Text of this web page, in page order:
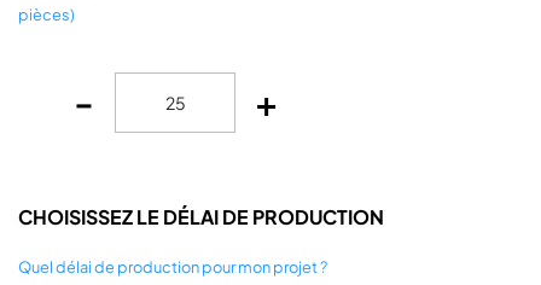
pièces)
- +
CHOISISSEZ LE DÉLAI DE PRODUCTION
Quel délai de production pour mon projet ?